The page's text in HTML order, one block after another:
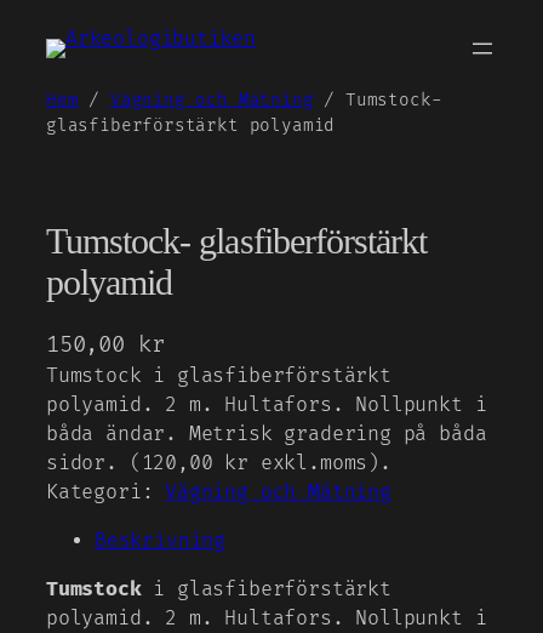
till
Hem / Vägning och Mätning / Tumstock-
glasfiberförstärkt polyamid
Tumstock- glasfiberförstärkt
polyamid
150,00 kr
Tumstock i glasfiberförstärkt
polyamid. 2 m. Hultafors. Nollpunkt i
båda ändar. Metrisk gradering på båda
sidor. (120,00 kr exkl.moms).
Kategori:Vägning och Mätning
Beskrivning
Tumstocki glasfiberförstärkt
polyamid. 2 m. Hultafors. Nollpunkt i